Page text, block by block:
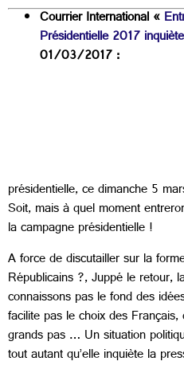
Courrier International «
Présidentielle 2017
01/03/2017 :
présidentielle, ce dimanche 5
Soit, mais à quel moment
la campagne présidentielle !
A force de discutailler sur la
Républicains ?, Juppé le
connaissons pas le fond des
facilite pas le choix des
grands pas … Un situation
tout autant qu’elle inquiète la